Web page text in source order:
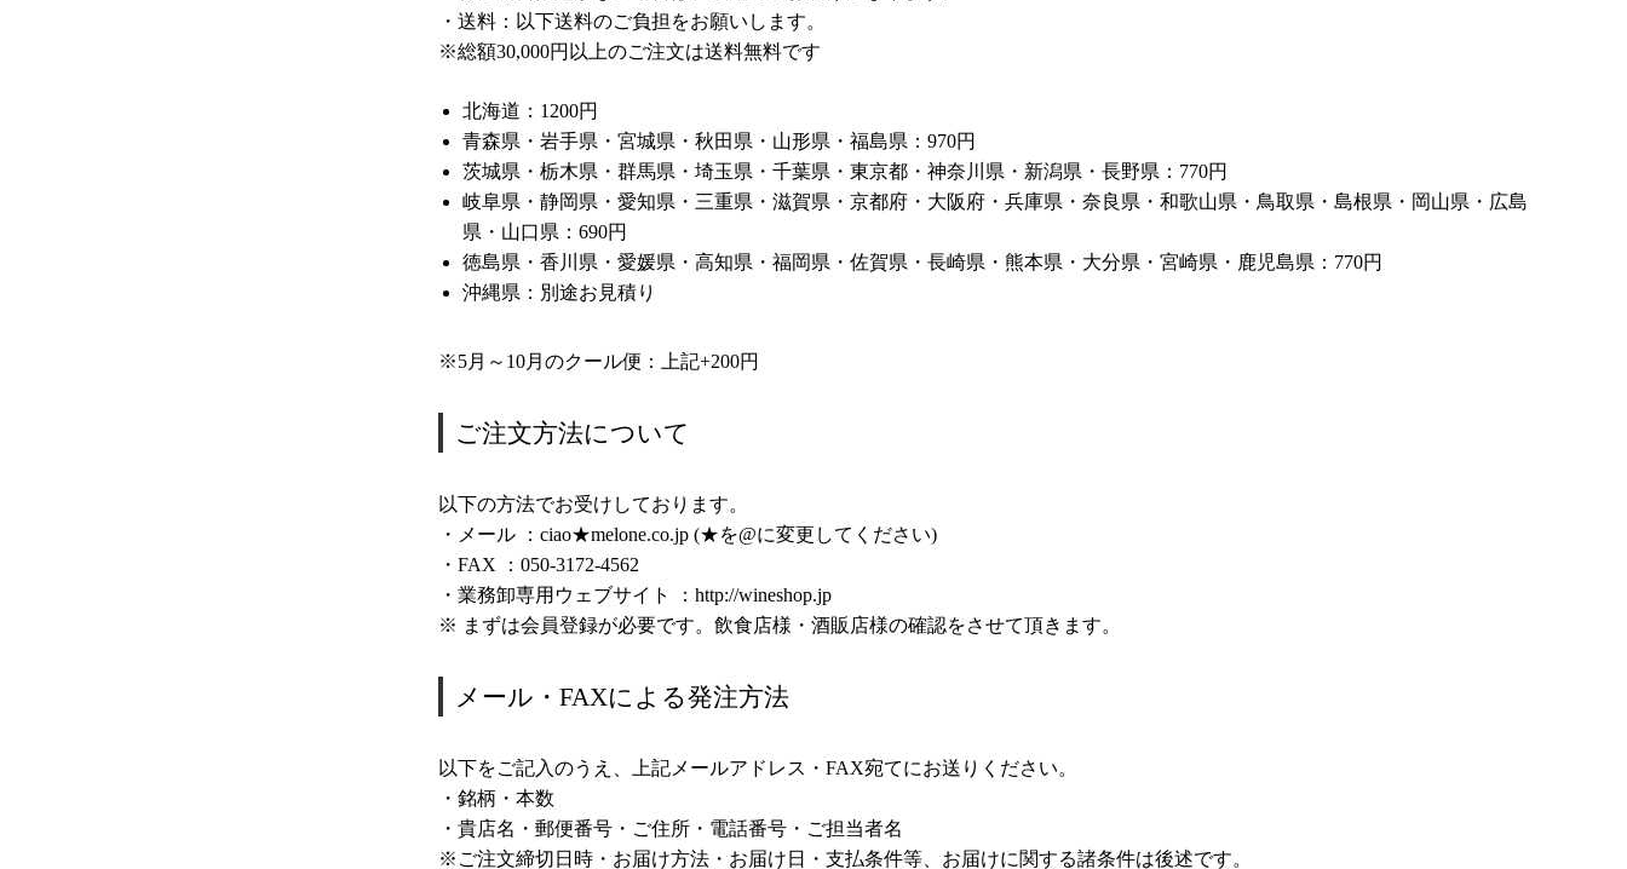
・送料：以下送料のご負担をお願いします。
※総額30,000円以上のご注文は送料無料です
北海道：1200円
青森県・岩手県・宮城県・秋田県・山形県・福島県：970円
茨城県・栃木県・群馬県・埼玉県・千葉県・東京都・神奈川県・新潟県・長野県：770円
岐阜県・静岡県・愛知県・三重県・滋賀県・京都府・大阪府・兵庫県・奈良県・和歌山県・鳥取県・島根県・岡山県・広島
県・山口県：690円
徳島県・香川県・愛媛県・高知県・福岡県・佐賀県・長崎県・熊本県・大分県・宮崎県・鹿児島県：770円
沖縄県：別途お見積り
※5月～10月のクール便：上記+200円
ご注文方法について
以下の方法でお受けしております。
・メール ：ciao★melone.co.jp (★を@に変更してください)
・FAX ：050-3172-4562
・業務卸専用ウェブサイト ： http://wineshop.jp
※ まずは会員登録が必要です。飲食店様・酒販店様の確認をさせて頂きます。
メール・FAXによる発注方法
以下をご記入のうえ、上記メールアドレス・FAX宛てにお送りください。
・銘柄・本数
・貴店名・郵便番号・ご住所・電話番号・ご担当者名
※ご注文締切日時・お届け方法・お届け日・支払条件等、お届けに関する諸条件は後述です。